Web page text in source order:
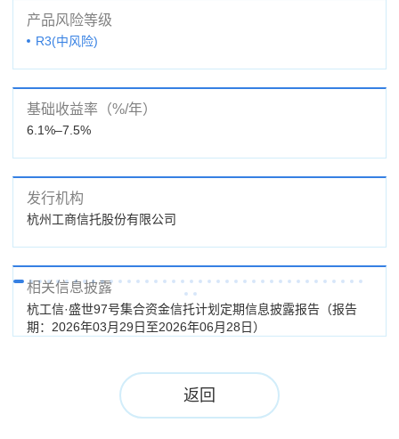
产品风险等级
R3(中风险)
基础收益率（%/年）
6.1%–7.5%
发行机构
杭州工商信托股份有限公司
相关信息披露
杭工信·盛世97号集合资金信托计划定期信息披露报告（报告
期：2026年03月29日至2026年06月28日）
返回